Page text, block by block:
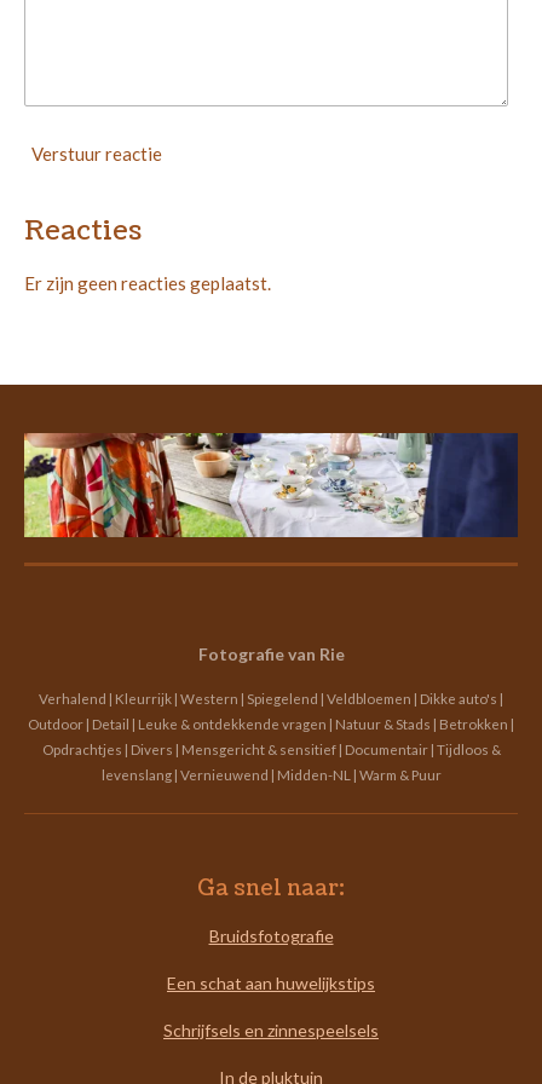
Verstuur reactie
Reacties
Er zijn geen reacties geplaatst.
Fotografie van Rie
Verhalend | Kleurrijk | Western | Spiegelend | Veldbloemen | Dikke auto's |
Outdoor | Detail | Leuke & ontdekkende vragen | Natuur & Stads | Betrokken |
Opdrachtjes | Divers | Mensgericht & sensitief | Documentair | Tijdloos &
levenslang | Vernieuwend | Midden-NL | Warm & Puur
Ga snel naar:
Bruidsfotografie
Een schat aan huwelijkstips
Schrijfsels en zinnespeelsels
In de pluktuin